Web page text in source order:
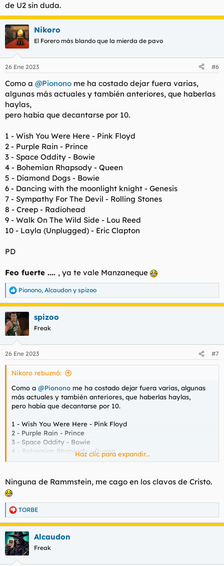
de U2 sin duda.
Nikoro
El Forero más blando que la mierda de pavo
26 Ene 2023 #6
Como a @Pionono me ha costado dejar fuera varias,
algunas más actuales y también anteriores, que haberlas
haylas,
pero había que decantarse por 10.
1 - Wish You Were Here - Pink Floyd
2 - Purple Rain - Prince
3 - Space Oddity - Bowie
4 - Bohemian Rhapsody - Queen
5 - Diamond Dogs - Bowie
6 - Dancing with the moonlight knight - Genesis
7 - Sympathy For The Devil - Rolling Stones
8 - Creep - Radiohead
9 - Walk On The Wild Side - Lou Reed
10 - Layla (Unplugged) - Eric Clapton
PD
Feo fuerte .... , ya te vale Manzaneque
R
e
a
c
c
i
e
s
Pionono, Alcaudon y spizoo
spizoo
Freak
26 Ene 2023 #7
Nikoro rebuznó:
Como a @Pionono me ha costado dejar fuera varias, algunas
más actuales y también anteriores, que haberlas haylas,
pero había que decantarse por 10.
1 - Wish You Were Here - Pink Floyd
2 - Purple Rain - Prince
3 - Space Oddity - Bowie
4 - Bohemian Rhapsody - Queen
5 - Diamond Dogs - Bowie
7 - Sympathy For The Devil - Rolling Stones
8 - Creep - Radiohead
9 - Walk On The Wild Side - Lou Reed
10 - Layla (Unplugged) - Eric Clapton
PD
Feo fuerte ...., ya te vale Manzaneque
Haz clic para expandir...
Ninguna de Rammstein, me cago en los clavos de Cristo.
R
e
a
c
c
i
TORBE
Alcaudon
Freak